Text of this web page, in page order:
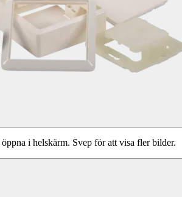
i helskärm. Svep för att visa fler bilder.